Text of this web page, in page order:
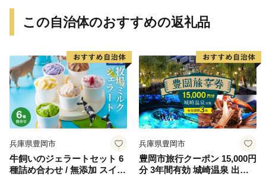
この自治体のおすすめの返礼品
兵庫県豊岡市
牛飼いのジェラートセット 6
種詰め合わせ / 無添加 スイー
兵庫県豊岡市
豊岡市旅行クーポン 15,000円
分 3年間有効 城崎温泉 出石